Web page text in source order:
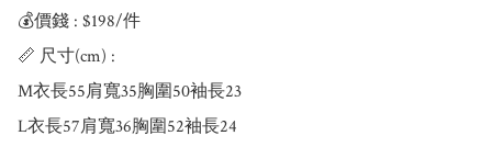
💰價錢 : $198/件
📏 尺寸(cm) :
M衣長55肩寬35胸圍50袖長23
L衣長57肩寬36胸圍52袖長24